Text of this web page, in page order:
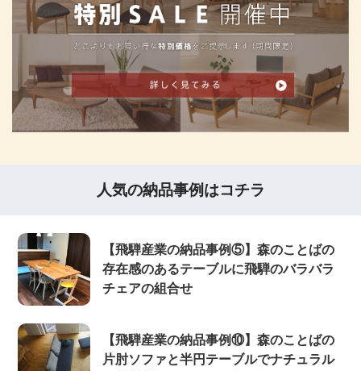
人気の納品事例はコチラ
【飛騨産業の納品事例⑤】森のことばの
存在感のあるテーブルに飛騨のバラバラ
チェアの組合せ
【飛騨産業の納品事例⑩】森のことばの
片肘ソファと半円テーブルでナチュラル